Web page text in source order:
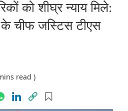
को शीघ्र न्याय मिले:
के चीफ जस्टिस टीएस
read )